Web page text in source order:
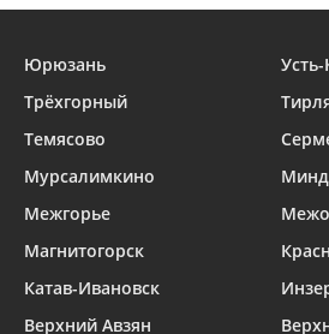
Юрюзань
Трёхгорный
Темясово
Мурсалимкино
Межгорье
Магнитогорск
Катав-Ивановск
Верхний Авзян